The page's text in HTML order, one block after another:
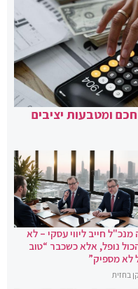
ומטבעות יציבים
מנכ"ל חייב ליווי עסקי – לא
נופל, אלא כשכבר “טוב
לא מספיק”
בחזית